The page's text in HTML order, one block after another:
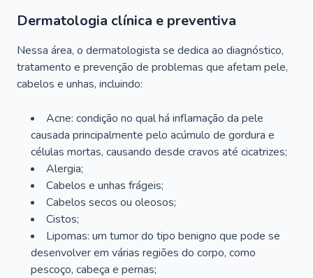
Dermatologia clínica e preventiva
Nessa área, o dermatologista se dedica ao diagnóstico,
tratamento e prevenção de problemas que afetam pele,
cabelos e unhas, incluindo:
Acne: condição no qual há inflamação da pele
causada principalmente pelo acúmulo de gordura e
células mortas, causando desde cravos até cicatrizes;
Alergia;
Cabelos e unhas frágeis;
Cabelos secos ou oleosos;
Cistos;
Lipomas: um tumor do tipo benigno que pode se
desenvolver em várias regiões do corpo, como
pescoço, cabeça e pernas;